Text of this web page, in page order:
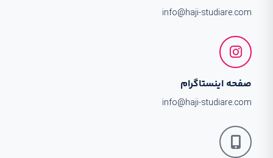
info@haji-studiare.com
صفحه اینستاگرام
info@haji-studiare.com